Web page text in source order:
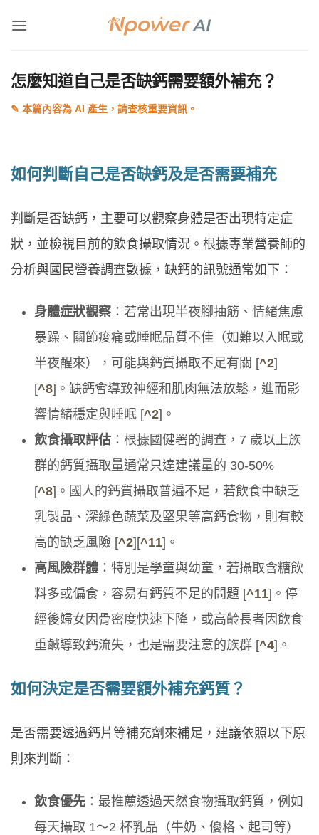
怎麼知道自己是否缺鈣需要額外補充？
如何判斷自己是否缺鈣及是否需要補充
判斷是否缺鈣，主要可以觀察身體是否出現特定症
狀，並檢視目前的飲食攝取情況。根據專業營養師的
分析與國民營養調查數據，缺鈣的訊號通常如下：
身體症狀觀察 ：若常出現半夜腳抽筋、情緒焦慮
暴躁、關節痠痛或睡眠品質不佳（如難以入眠或
半夜醒來），可能與鈣質攝取不足有關 [^2]
[^8]。缺鈣會導致神經和肌肉無法放鬆，進而影
響情緒穩定與睡眠 [^2]。
飲食攝取評估 ：根據國健署的調查，7 歲以上族
群的鈣質攝取量通常只達建議量的 30-50%
[^8]。國人的鈣質攝取普遍不足，若飲食中缺乏
乳製品、深綠色蔬菜及堅果等高鈣食物，則有較
高的缺乏風險 [^2][^11]。
高風險群體 ：特別是學童與幼童，若攝取含糖飲
料多或偏食，容易有鈣質不足的問題 [^11]。停
經後婦女因骨密度快速下降，或高齡長者因飲食
重鹹導致鈣流失，也是需要注意的族群 [^4]。
如何決定是否需要額外補充鈣質？
是否需要透過鈣片等補充劑來補足，建議依照以下原
則來判斷：
飲食優先 ：最推薦透過天然食物攝取鈣質，例如
每天攝取 1～2 杯乳品（牛奶、優格、起司等）